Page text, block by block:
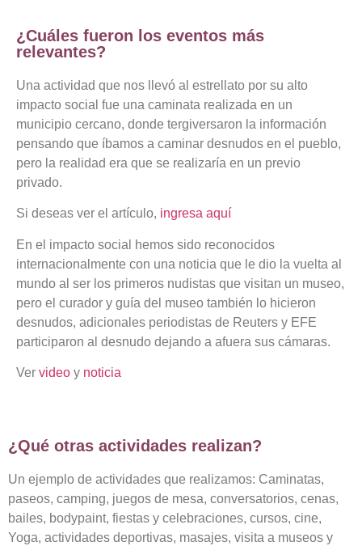
¿Cuáles fueron los eventos más
relevantes?
Una actividad que nos llevó al estrellato por su alto
impacto social fue una caminata realizada en un
municipio cercano, donde tergiversaron la información
pensando que íbamos a caminar desnudos en el pueblo,
pero la realidad era que se realizaría en un previo
privado.
Si deseas ver el artículo, ingresa aquí
En el impacto social hemos sido reconocidos
internacionalmente con una noticia que le dio la vuelta al
mundo al ser los primeros nudistas que visitan un museo,
pero el curador y guía del museo también lo hicieron
desnudos, adicionales periodistas de Reuters y EFE
participaron al desnudo dejando a afuera sus cámaras.
Ver video y noticia
¿Qué otras actividades realizan?
Un ejemplo de actividades que realizamos: Caminatas,
paseos, camping, juegos de mesa, conversatorios, cenas,
bailes, bodypaint, fiestas y celebraciones, cursos, cine,
Yoga, actividades deportivas, masajes, visita a museos y